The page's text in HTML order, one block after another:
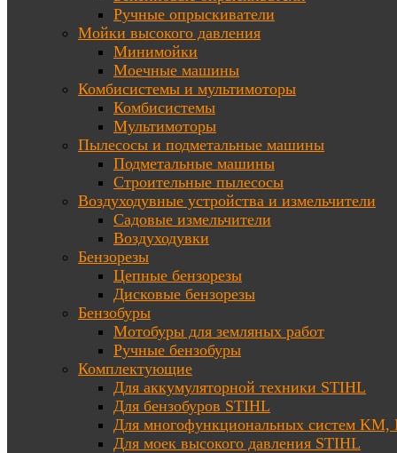
Ручные опрыскиватели
Мойки высокого давления
Минимойки
Моечные машины
Комбисистемы и мультимоторы
Комбисистемы
Мультимоторы
Пылесосы и подметальные машины
Подметальные машины
Строительные пылесосы
Воздуходувные устройства и измельчители
Садовые измельчители
Воздуходувки
Бензорезы
Цепные бензорезы
Дисковые бензорезы
Бензобуры
Мотобуры для земляных работ
Ручные бензобуры
Комплектующие
Для аккумуляторной техники STIHL
Для бензобуров STIHL
Для многофункциональных систем KM,
Для моек высокого давления STIHL